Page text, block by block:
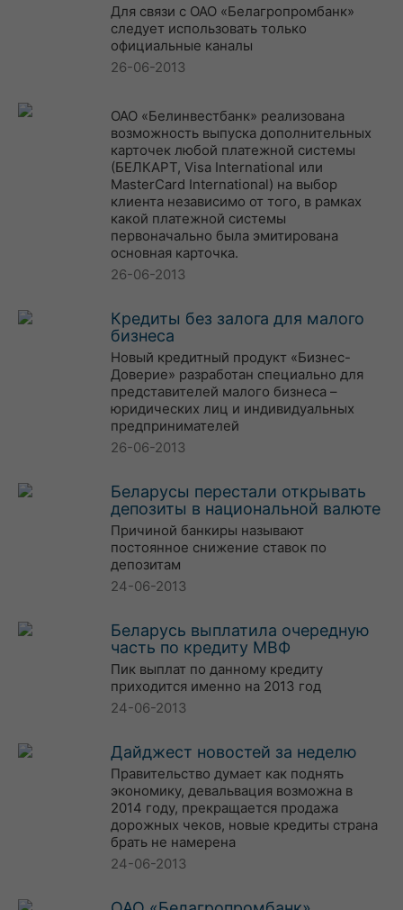
Для связи с ОАО «Белагропромбанк»
следует использовать только
официальные каналы
26-06-2013
ОАО «Белинвестбанк» реализована
возможность выпуска дополнительных
карточек любой платежной системы
(БЕЛКАРТ, Visa International или
MasterCard International) на выбор
клиента независимо от того, в рамках
какой платежной системы
первоначально была эмитирована
основная карточка.
26-06-2013
Кредиты без залога для малого
бизнеса
Новый кредитный продукт «Бизнес-
Доверие» разработан специально для
представителей малого бизнеса –
юридических лиц и индивидуальных
предпринимателей
26-06-2013
Беларусы перестали открывать
депозиты в национальной валюте
Причиной банкиры называют
постоянное снижение ставок по
депозитам
24-06-2013
Беларусь выплатила очередную
часть по кредиту МВФ
Пик выплат по данному кредиту
приходится именно на 2013 год
24-06-2013
Дайджест новостей за неделю
Правительство думает как поднять
экономику, девальвация возможна в
2014 году, прекращается продажа
дорожных чеков, новые кредиты страна
брать не намерена
24-06-2013